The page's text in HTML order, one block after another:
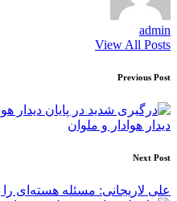
admin
View All Posts
Post
navigation
Previous Post
دیدار هوادار و ملوان
Next Post
علی لاریجانی: مسئله هسته‌ای را